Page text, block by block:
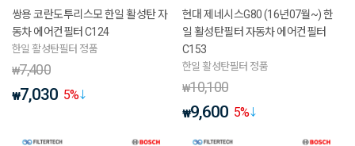
쌍용 코란도투리스모 한일 활성탄 자
동차 에어컨필터 C124
한일 활성탄필터 정품
₩7,400
₩7,030 5%
현대 제네시스G80 (16년07월~) 한
일 활성탄필터 자동차 에어컨필터
C153
한일 활성탄필터 정품
₩10,100
₩9,600 5%